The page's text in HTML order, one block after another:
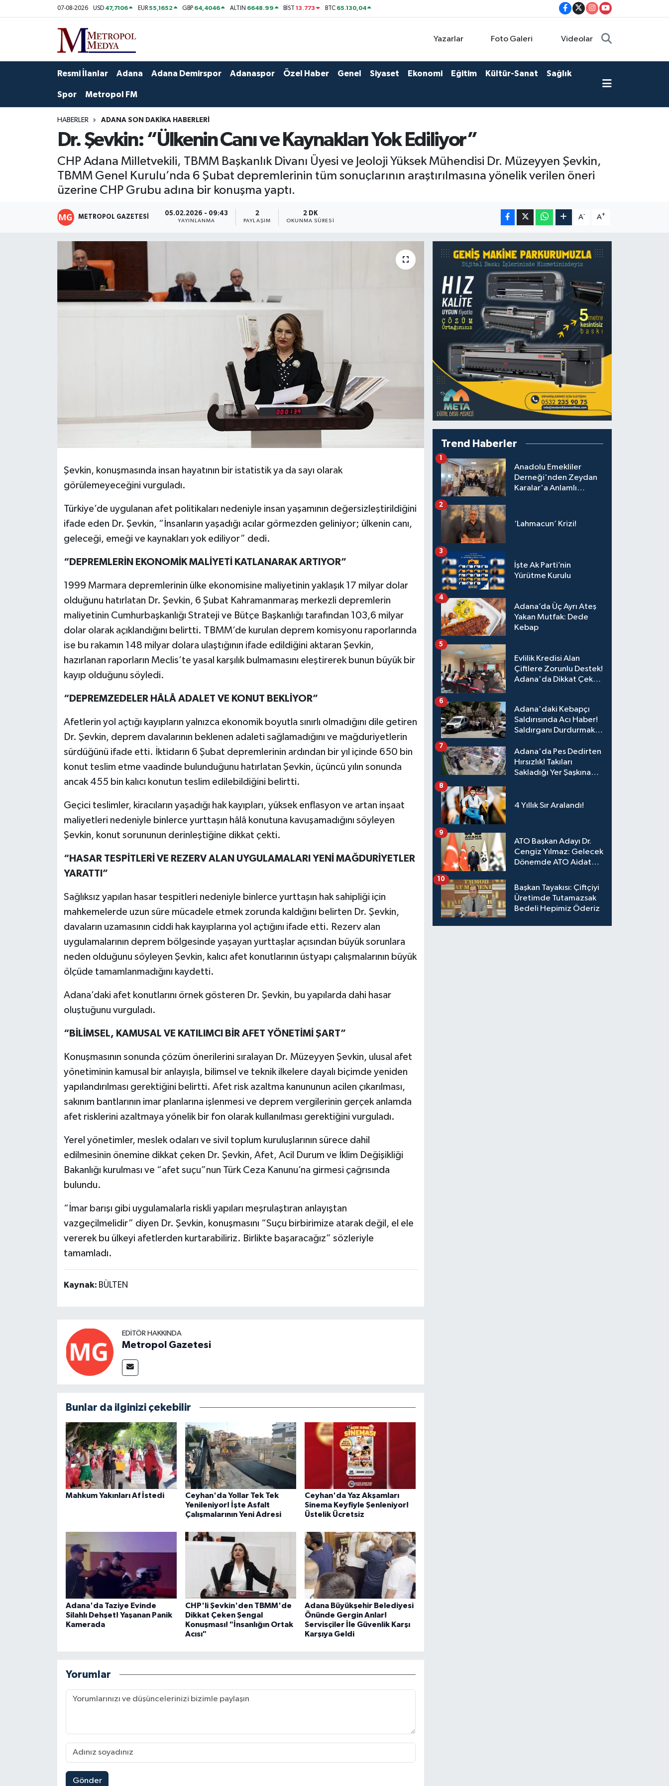
07-08-2026 USD 47,7106 EUR55,1652 GBP 64,4046 ALTIN 6648.99 BİST13.773 BTC 65.130,04
Yazarlar Foto Galeri Videolar
Resmi İlanlar Adana Adana Demirspor Adanaspor Özel Haber Genel Siyaset Ekonomi Eğitim Kültür-Sanat Sağlık
Spor Metropol FM
HABERLER ADANA SON DAKIKA HABERLERI
Dr. Şevkin: “Ülkenin Canı ve Kaynakları Yok Ediliyor”
CHP Adana Milletvekili, TBMM Başkanlık Divanı Üyesi ve Jeoloji Yüksek Mühendisi Dr. Müzeyyen Şevkin,
TBMM Genel Kurulu’nda 6 Şubat depremlerinin tüm sonuçlarının araştırılmasına yönelik verilen öneri
üzerine CHP Grubu adına bir konuşma yaptı.
METROPOL GAZETESI 05.02.2026 - 09:43
YAYINLANMA
2
PAYLAŞIM
2 DK
OKUNMA SÜRESI
A- A+
Şevkin, konuşmasında insan hayatının bir istatistik ya da sayı olarak
görülemeyeceğini vurguladı.
Türkiye’de uygulanan afet politikaları nedeniyle insan yaşamının değersizleştirildiğini
ifade eden Dr. Şevkin, “İnsanların yaşadığı acılar görmezden geliniyor; ülkenin canı,
geleceği, emeği ve kaynakları yok ediliyor” dedi.
“DEPREMLERİN EKONOMİK MALİYETİ KATLANARAK ARTIYOR”
1999 Marmara depremlerinin ülke ekonomisine maliyetinin yaklaşık 17 milyar dolar
olduğunu hatırlatan Dr. Şevkin, 6 Şubat Kahramanmaraş merkezli depremlerin
maliyetinin Cumhurbaşkanlığı Strateji ve Bütçe Başkanlığı tarafından 103,6 milyar
dolar olarak açıklandığını belirtti. TBMM’de kurulan deprem komisyonu raporlarında
ise bu rakamın 148 milyar dolara ulaştığının ifade edildiğini aktaran Şevkin,
hazırlanan raporların Meclis’te yasal karşılık bulmamasını eleştirerek bunun büyük bir
kayıp olduğunu söyledi.
“DEPREMZEDELER HÂLÂ ADALET VE KONUT BEKLİYOR”
Afetlerin yol açtığı kayıpların yalnızca ekonomik boyutla sınırlı olmadığını dile getiren
Dr. Şevkin, deprem davalarının beklenen adaleti sağlamadığını ve mağduriyetlerin
sürdüğünü ifade etti. İktidarın 6 Şubat depremlerinin ardından bir yıl içinde 650 bin
konut teslim etme vaadinde bulunduğunu hatırlatan Şevkin, üçüncü yılın sonunda
ancak 455 bin kalıcı konutun teslim edilebildiğini belirtti.
Geçici teslimler, kiracıların yaşadığı hak kayıpları, yüksek enflasyon ve artan inşaat
maliyetleri nedeniyle binlerce yurttaşın hâlâ konutuna kavuşamadığını söyleyen
Şevkin, konut sorununun derinleştiğine dikkat çekti.
“HASAR TESPİTLERİ VE REZERV ALAN UYGULAMALARI YENİ MAĞDURİYETLER
YARATTI”
Sağlıksız yapılan hasar tespitleri nedeniyle binlerce yurttaşın hak sahipliği için
mahkemelerde uzun süre mücadele etmek zorunda kaldığını belirten Dr. Şevkin,
davaların uzamasının ciddi hak kayıplarına yol açtığını ifade etti. Rezerv alan
uygulamalarının deprem bölgesinde yaşayan yurttaşlar açısından büyük sorunlara
neden olduğunu söyleyen Şevkin, kalıcı afet konutlarının üstyapı çalışmalarının büyük
ölçüde tamamlanmadığını kaydetti.
Adana’daki afet konutlarını örnek gösteren Dr. Şevkin, bu yapılarda dahi hasar
oluştuğunu vurguladı.
“BİLİMSEL, KAMUSAL VE KATILIMCI BİR AFET YÖNETİMİ ŞART”
Konuşmasının sonunda çözüm önerilerini sıralayan Dr. Müzeyyen Şevkin, ulusal afet
yönetiminin kamusal bir anlayışla, bilimsel ve teknik ilkelere dayalı biçimde yeniden
yapılandırılması gerektiğini belirtti. Afet risk azaltma kanununun acilen çıkarılması,
sakınım bantlarının imar planlarına işlenmesi ve deprem vergilerinin gerçek anlamda
afet risklerini azaltmaya yönelik bir fon olarak kullanılması gerektiğini vurguladı.
Yerel yönetimler, meslek odaları ve sivil toplum kuruluşlarının sürece dahil
edilmesinin önemine dikkat çeken Dr. Şevkin, Afet, Acil Durum ve İklim Değişikliği
Bakanlığı kurulması ve “afet suçu”nun Türk Ceza Kanunu’na girmesi çağrısında
bulundu.
“İmar barışı gibi uygulamalarla riskli yapıları meşrulaştıran anlayıştan
vazgeçilmelidir” diyen Dr. Şevkin, konuşmasını “Suçu birbirimize atarak değil, el ele
vererek bu ülkeyi afetlerden kurtarabiliriz. Birlikte başaracağız” sözleriyle
tamamladı.
Kaynak: BÜLTEN
EDITÖR HAKKINDA
Metropol Gazetesi
Bunlar da ilginizi çekebilir
Mahkum Yakınları Af İstedi
Ceyhan'da Yollar Tek Tek
Yenileniyor! İşte Asfalt
Çalışmalarının Yeni Adresi
Ceyhan'da Yaz Akşamları
Sinema Keyfiyle Şenleniyor!
Üstelik Ücretsiz
Adana'da Taziye Evinde
Silahlı Dehşet! Yaşanan Panik
Kamerada
CHP'li Şevkin'den TBMM'de
Dikkat Çeken Şengal
Konuşması! "İnsanlığın Ortak
Acısı"
Adana Büyükşehir Belediyesi
Önünde Gergin Anlar!
Servisçiler İle Güvenlik Karşı
Karşıya Geldi
Yorumlar
Gönder
Trend Haberler
Anadolu Emekliler
Derneği'nden Zeydan
Karalar'a Anlamlı
1
‘Lahmacun’ Krizi!
2
İşte Ak Parti’nin
Yürütme Kurulu
3
Adana’da Üç Ayrı Ateş
Yakan Mutfak: Dede
Kebap
4
Evlilik Kredisi Alan
Çiftlere Zorunlu Destek!
Adana'da Dikkat Çeken
5
Adana'daki Kebapçı
Saldırısında Acı Haber!
Saldırganı Durdurmak
Kaybetti
6
Adana'da Pes Dedirten
Hırsızlık! Takıları
Sakladığı Yer Şaşkına
7
4 Yıllık Sır Aralandı!
8
ATO Başkan Adayı Dr.
Cengiz Yılmaz: Gelecek
Dönemde ATO Aidat
Üyelerimize Ve
Adana'ya Yatırılacak
9
Başkan Tayakısı: Çiftçiyi
Üretimde Tutamazsak
Bedeli Hepimiz Öderiz
10
Ekonomi
Özel Haberler
Yerel Yönetim
Kültür-Sanat
Magazin
Resmi İlanlar
Yazarlar
Foto Galeri
Seyhan Nöbetçi Eczaneler
Seyhan Hava Durumu
Tüm Manşetler
Son Dakika Haberleri
Haber Arşivi